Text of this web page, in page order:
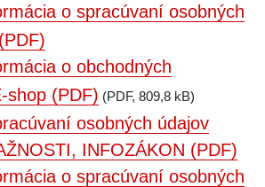
o spracúvaní osobných
o obchodných
shop (PDF) (PDF, 809,8 kB)
osobných údajov
INFOZÁKON (PDF)
o spracúvaní osobných